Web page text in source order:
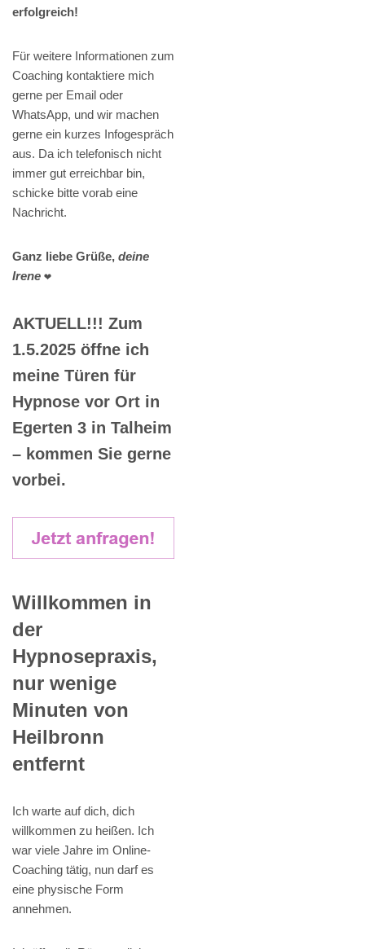
erfolgreich!
Für weitere Informationen zum
Coaching kontaktiere mich
gerne per Email oder
WhatsApp, und wir machen
gerne ein kurzes Infogespräch
aus. Da ich telefonisch nicht
immer gut erreichbar bin,
schicke bitte vorab eine
Nachricht.
Ganz liebe Grüße, deine
Irene ❤️
AKTUELL!!! Zum
1.5.2025 öffne ich
meine Türen für
Hypnose vor Ort in
Egerten 3 in Talheim
– kommen Sie gerne
vorbei.
Willkommen in
der
Hypnosepraxis,
nur wenige
Minuten von
Heilbronn
entfernt
Ich warte auf dich, dich
willkommen zu heißen. Ich
war viele Jahre im Online-
Coaching tätig, nun darf es
eine physische Form
annehmen.